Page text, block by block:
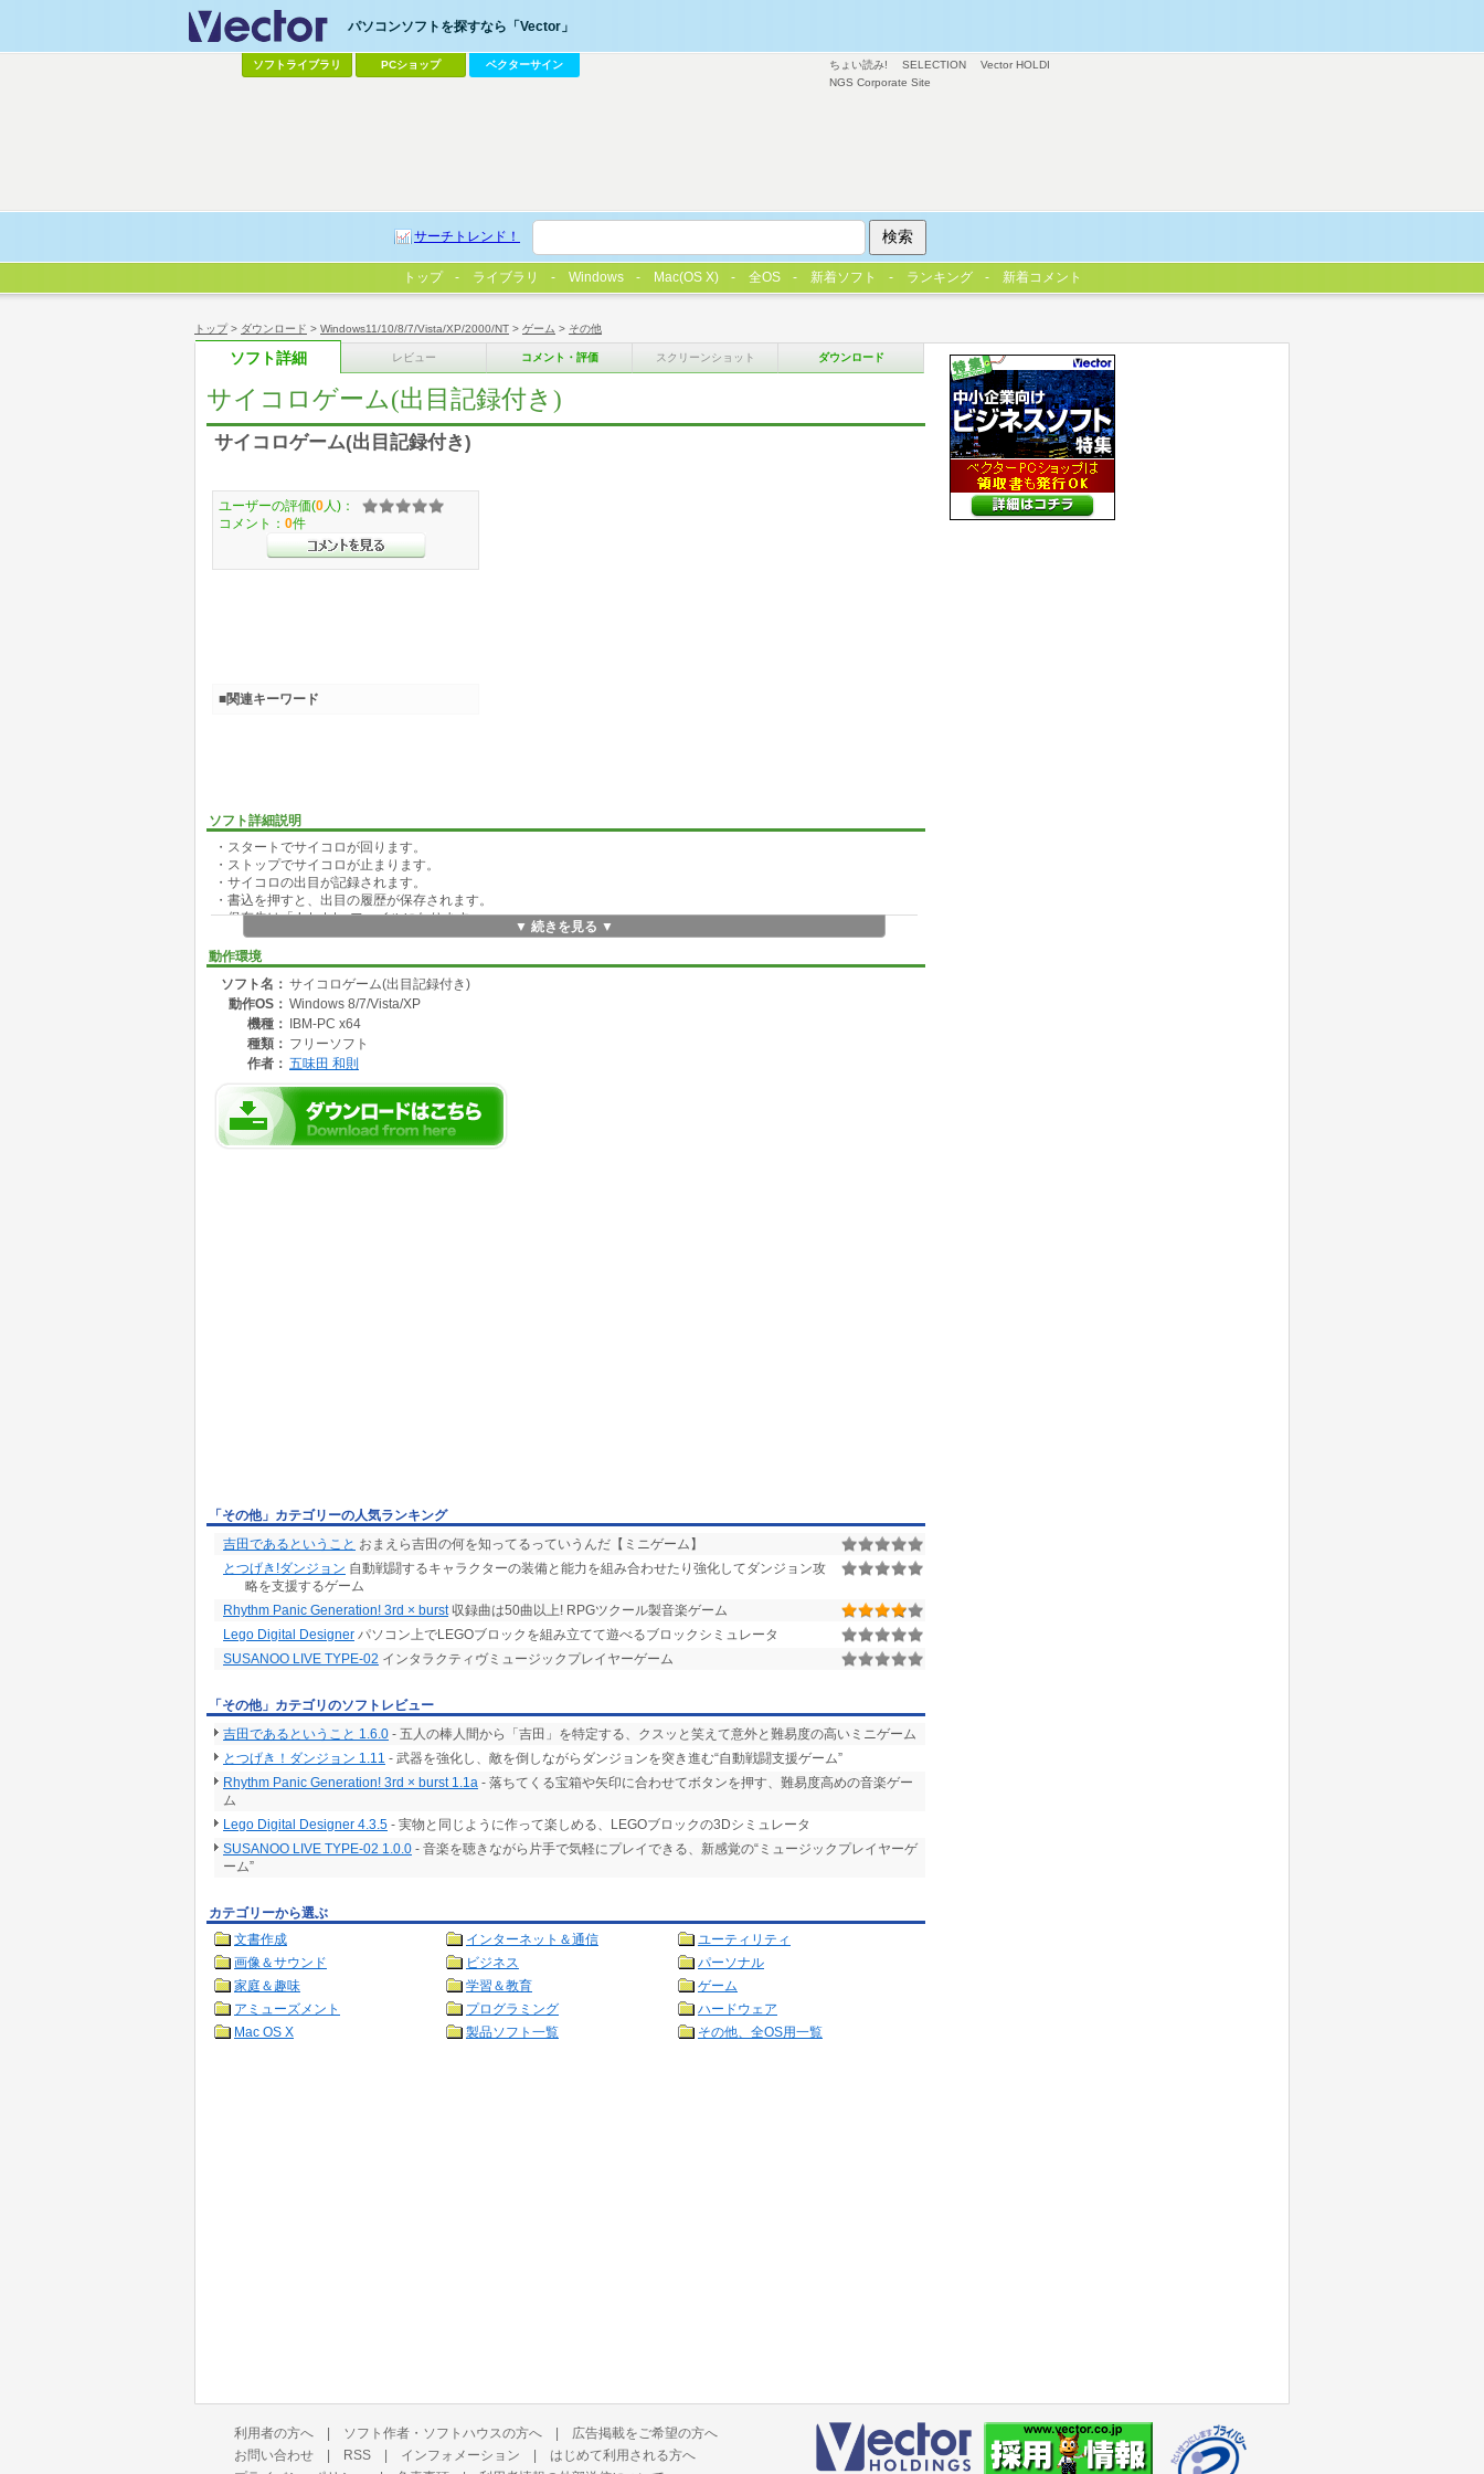
トップ> ダウンロード > Windows11/10/8/7/Vista/XP/2000/NT > ゲーム > その他
ソフト詳細 レビュー コメント・評価 スクリーンショット ダウンロード
サイコロゲーム(出目記録付き)
サイコロゲーム(出目記録付き)
ソフト詳細説明
・スタートでサイコロが回ります。
・ストップでサイコロが止まります。
・サイコロの出目が記録されます。
・書込を押すと、出目の履歴が保存されます。
・保存先は「data.txt」ファイルになります。
・削除を押すと、テキストボックスの履歴とdata.txtが空になります。
▼ 続きを見る ▼
動作環境
ソフト名： サイコロゲーム(出目記録付き)
動作OS： Windows 8/7/Vista/XP
機種：
IBM-PC x64
種類： フリーソフト
作者： 五味田 和則
ユーザーの評価(0 人)：
コメント： 0件
■関連キーワード
「その他」カテゴリーの人気ランキング
吉田であるということ おまえら吉田の何を知ってるっていうんだ【ミニゲーム】
とつげき!ダンジョン 自動戦闘するキャラクターの装備と能力を組み合わせたり強化してダンジョン攻
略を支援するゲーム
Rhythm Panic Generation! 3rd × burst収録曲は50曲以上! RPGツクール製音楽ゲーム
Lego Digital Designer パソコン上でLEGOブロックを組み立てて遊べるブロックシミュレータ
SUSANOO LIVE TYPE-02 インタラクティヴミュージックプレイヤーゲーム
「その他」カテゴリのソフトレビュー
吉田であるということ 1.6.0 - 五人の棒人間から「吉田」を特定する、クスッと笑えて意外と難易度の高いミニゲーム
とつげき！ダンジョン 1.11 - 武器を強化し、敵を倒しながらダンジョンを突き進む“自動戦闘支援ゲーム”
Rhythm Panic Generation! 3rd × burst 1.1a - 落ちてくる宝箱や矢印に合わせてボタンを押す、難易度高めの音楽ゲー
ム
Lego Digital Designer 4.3.5 - 実物と同じように作って楽しめる、LEGOブロックの3Dシミュレータ
SUSANOO LIVE TYPE-02 1.0.0 - 音楽を聴きながら片手で気軽にプレイできる、新感覚の“ミュージックプレイヤーゲ
ーム”
カテゴリーから選ぶ
文書作成
インターネット＆通信
ユーティリティ
画像＆サウンド
ビジネス
パーソナル
家庭＆趣味
学習＆教育
ゲーム
アミューズメント
プログラミング
ハードウェア
Mac OS X
製品ソフト一覧 その他、全OS用一覧
ちょい読み! SELECTION
Vector HOLDI
NGS Corporate Site
パソコンソフトを探すなら「Vector」
ソフトライブラリ PCショップ ベクターサイン
サーチトレンド！
トップ ライブラリ Windows Mac(OS X) 全OS 新着ソフト ランキング 新着コメント
利用者の方へ | ソフト作者・ソフトハウスの方へ | 広告掲載をご希望の方へ
お問い合わせ | RSS | インフォメーション | はじめて利用される方へ